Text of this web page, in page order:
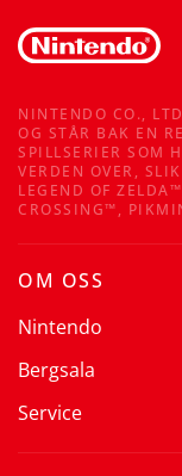
NINTENDO CO.,
OG STÅR BAK EN
SPILLSERIER SOM
VERDEN OVER,
LEGEND OF
CROSSING™,
OM OSS
Nintendo
Bergsala
Service